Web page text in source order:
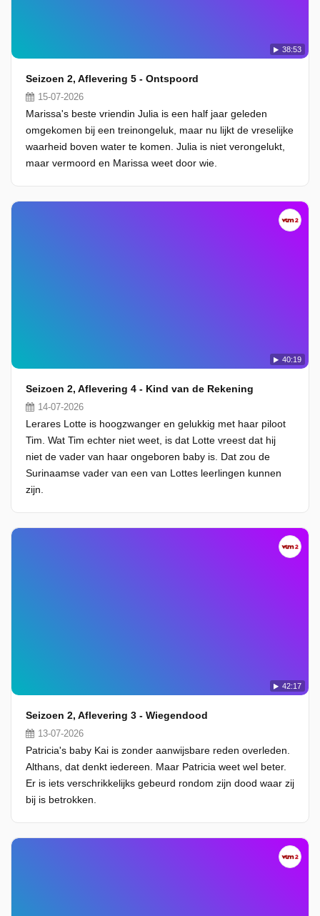
38:53
Seizoen 2, Aflevering 5 - Ontspoord
15-07-2026
Marissa's beste vriendin Julia is een half jaar geleden
omgekomen bij een treinongeluk, maar nu lijkt de vreselijke
waarheid boven water te komen. Julia is niet verongelukt,
maar vermoord en Marissa weet door wie.
40:19
Seizoen 2, Aflevering 4 - Kind van de Rekening
14-07-2026
Lerares Lotte is hoogzwanger en gelukkig met haar piloot
Tim. Wat Tim echter niet weet, is dat Lotte vreest dat hij
niet de vader van haar ongeboren baby is. Dat zou de
Surinaamse vader van een van Lottes leerlingen kunnen
zijn.
42:17
Seizoen 2, Aflevering 3 - Wiegendood
13-07-2026
Patricia's baby Kai is zonder aanwijsbare reden overleden.
Althans, dat denkt iedereen. Maar Patricia weet wel beter.
Er is iets verschrikkelijks gebeurd rondom zijn dood waar zij
bij is betrokken.